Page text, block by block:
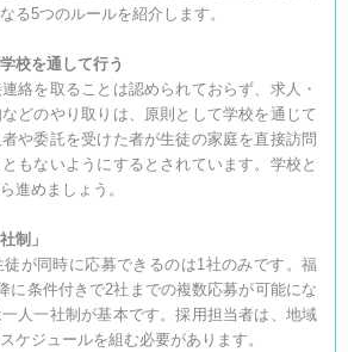
る5つのルールを紹介します。
校を通して行う
絡を取ることは認められておらず、求人・
どのやり取りは、原則として学校を通じて
や委託を受けた者が生徒の家庭を直接訪問
もないようにするとされています。学校と
進めましょう。
制」
が同時に応募できるのは1社のみです。福
に条件付きで2社までの複数応募が可能にな
人一社制が基本です。採用担当者は、地域
ケジュールを組む必要があります。